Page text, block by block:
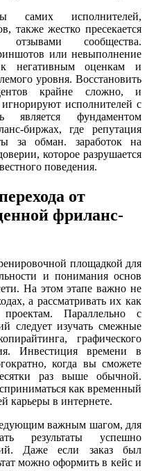
самих исполнителей,
также жестко пресекается
сообщества.
или невыполнение
негативным оценкам и
уровня. Восстановить
крайне сложно, и
исполнителей с
является фундаментом
биржах, где репутация
за обман. заработок на
которое разрушается
поведения.
от
фриланс-
площадкой для
и понимания основ
На этом этапе важно не
а рассматривать их как
Параллельно с
следует изучать смежные
графического
Инвестиция времени в
когда вы сможете
раз выше обычной.
как временный
карьеры в интернете.
важным шагом, для
результаты успешно
Даже если заказ был
можно оформить в кейс и